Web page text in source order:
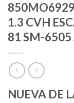
850MO6929
1.3 CVH
81 SM-6505
NUEVA DE